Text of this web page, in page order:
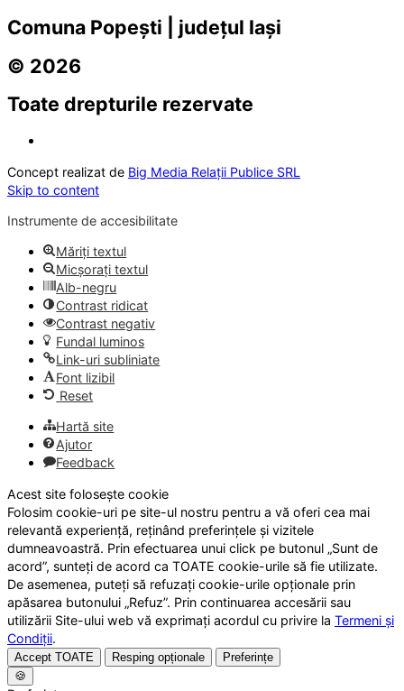
Comuna Popești | județul Iași
© 2026
Toate drepturile rezervate
Concept realizat de Big Media Relații Publice SRL
Skip to content
Instrumente de accesibilitate
Măriți textul
Micșorați textul
Alb-negru
Contrast ridicat
Contrast negativ
Fundal luminos
Link-uri subliniate
Font lizibil
Reset
Hartă site
Ajutor
Feedback
Acest site folosește cookie
Folosim cookie-uri pe site-ul nostru pentru a vă oferi cea mai
relevantă experiență, reținând preferințele și vizitele
dumneavoastră. Prin efectuarea unui click pe butonul „Sunt de
acord”, sunteți de acord ca TOATE cookie-urile să fie utilizate.
De asemenea, puteți să refuzați cookie-urile opționale prin
apăsarea butonului „Refuz”. Prin continuarea accesării sau
utilizării Site-ului web vă exprimați acordul cu privire la Termeni și
Condiții.
Accept TOATE Resping opționale
Preferințe
🍪